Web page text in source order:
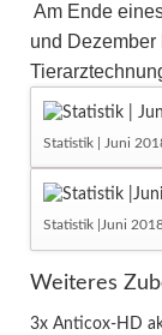
Am Ende
und
Statistik | Juni
Statistik |Juni
Weiteres
3x Anticox-HD